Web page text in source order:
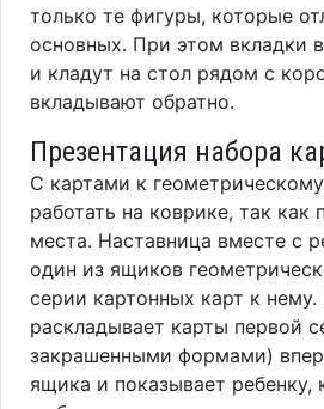
только те фигуры, которые
основных. При этом вкладки
и кладут на стол рядом с
вкладывают обратно.
Презентация набора
С картами к
работать на коврике, так как
места. Наставница вместе с
один из ящиков
серии картонных карт к нему.
раскладывает карты первой
закрашенными формами)
ящика и показывает